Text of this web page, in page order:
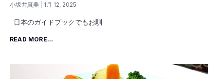
小坂井真美 1月 12, 2025
日本のガイドブックでもお馴
READ MORE...